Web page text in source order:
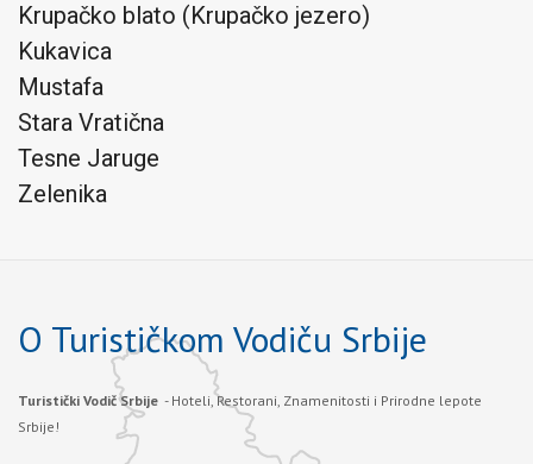
Krupačko blato (Krupačko jezero)
Kukavica
Mustafa
Stara Vratična
Tesne Jaruge
Zelenika
O Turističkom Vodiču Srbije
Turistički Vodič Srbije - Hoteli, Restorani, Znamenitosti i Prirodne lepote
Srbije!